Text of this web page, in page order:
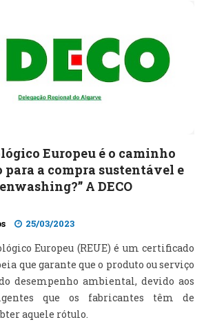
Europeu é o caminho
para a compra sustentável e
A DECO
25/03/2023
Europeu (REUE) é um certificado
que garante que o produto ou serviço
desempenho ambiental, devido aos
que os fabricantes têm de
aquele rótulo.